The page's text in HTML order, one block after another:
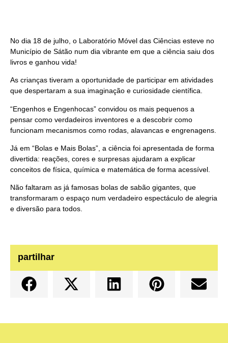
No dia 18 de julho, o Laboratório Móvel das Ciências esteve no
Município de Sátão num dia vibrante em que a ciência saiu dos
livros e ganhou vida!
As crianças tiveram a oportunidade de participar em atividades
que despertaram a sua imaginação e curiosidade científica.
“Engenhos e Engenhocas” convidou os mais pequenos a
pensar como verdadeiros inventores e a descobrir como
funcionam mecanismos como rodas, alavancas e engrenagens.
Já em “Bolas e Mais Bolas”, a ciência foi apresentada de forma
divertida: reações, cores e surpresas ajudaram a explicar
conceitos de física, química e matemática de forma acessível.
Não faltaram as já famosas bolas de sabão gigantes, que
transformaram o espaço num verdadeiro espectáculo de alegria
e diversão para todos.
partilhar